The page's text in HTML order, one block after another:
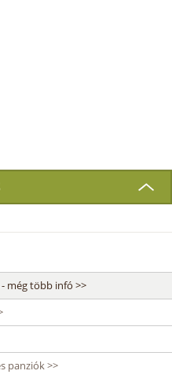
még több infó >>
panziók >>